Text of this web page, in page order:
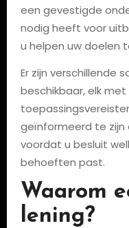
een gevestigde
nodig heeft voor
u helpen uw doelen
Er zijn verschillende
beschikbaar, elk
geïnformeerd te zijn
voordat u besluit
behoeften past.
Waarom
lening?